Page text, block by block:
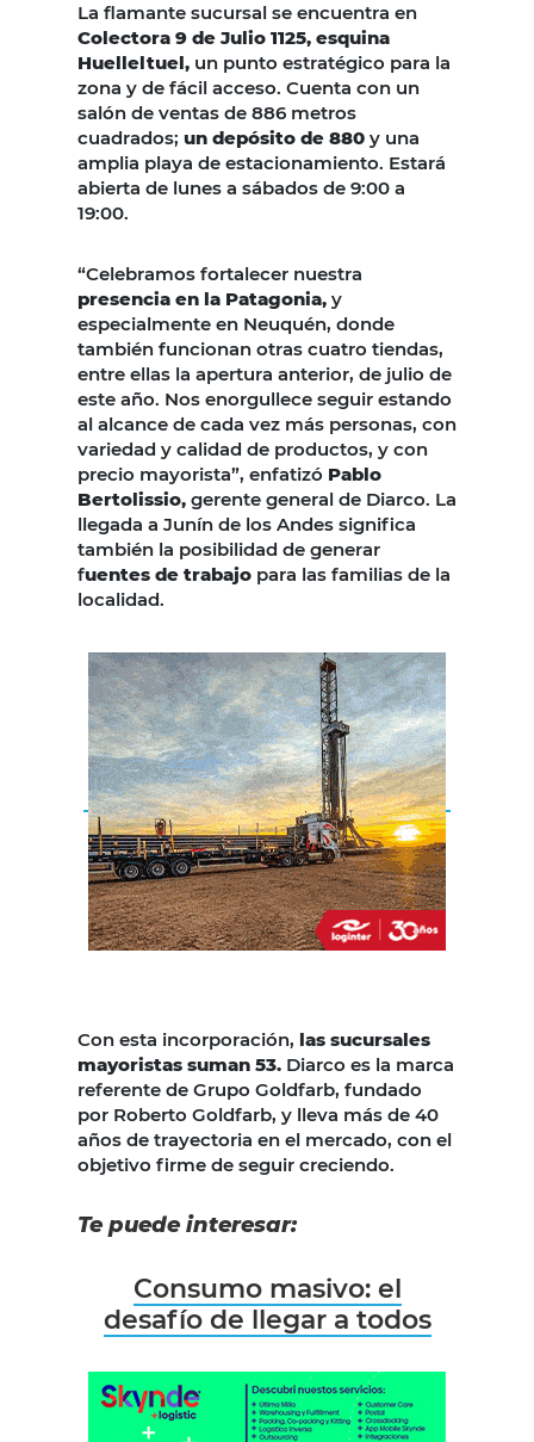
La flamante sucursal se encuentra en
Colectora 9 de Julio 1125, esquina
Huelleltuel, un punto estratégico para la
zona y de fácil acceso. Cuenta con un
salón de ventas de 886 metros
cuadrados; un depósito de 880 y una
amplia playa de estacionamiento. Estará
abierta de lunes a sábados de 9:00 a
19:00.
“Celebramos fortalecer nuestra
presencia en la Patagonia, y
especialmente en Neuquén, donde
también funcionan otras cuatro tiendas,
entre ellas la apertura anterior, de julio de
este año. Nos enorgullece seguir estando
al alcance de cada vez más personas, con
variedad y calidad de productos, y con
precio mayorista”, enfatizó Pablo
Bertolissio, gerente general de Diarco. La
llegada a Junín de los Andes significa
también la posibilidad de generar
fuentes de trabajo para las familias de la
localidad.
Con esta incorporación, las sucursales
mayoristas suman 53. Diarco es la marca
referente de Grupo Goldfarb, fundado
por Roberto Goldfarb, y lleva más de 40
años de trayectoria en el mercado, con el
objetivo firme de seguir creciendo.
Te puede interesar:
Consumo masivo: el
desafío de llegar a todos